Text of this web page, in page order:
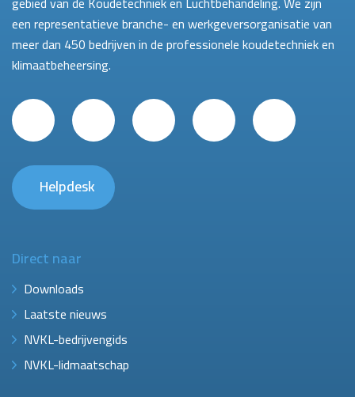
een representatieve branche- en werkgeversorganisatie van
meer dan 450 bedrijven in de professionele koudetechniek en
klimaatbeheersing.
Helpdesk
Direct naar
Downloads
Laatste nieuws
NVKL-bedrijvengids
NVKL-lidmaatschap